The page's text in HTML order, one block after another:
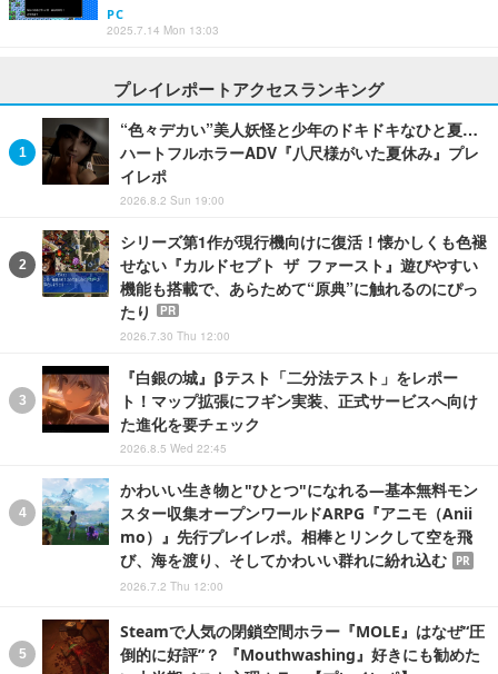
PC
2025.7.14 Mon 13:03
プレイレポートアクセスランキング
“色々デカい”美人妖怪と少年のドキドキなひと夏…
ハートフルホラーADV『八尺様がいた夏休み』プレ
イレポ
2026.8.2 Sun 19:00
シリーズ第1作が現行機向けに復活！懐かしくも色褪
せない『カルドセプト ザ ファースト』遊びやすい
機能も搭載で、あらためて“原典”に触れるのにぴっ
たり
PR
2026.7.30 Thu 12:00
『白銀の城』βテスト「二分法テスト」をレポー
ト！マップ拡張にフギン実装、正式サービスへ向け
た進化を要チェック
2026.8.5 Wed 22:45
かわいい生き物と"ひとつ"になれる―基本無料モン
スター収集オープンワールドARPG『アニモ（Anii
mo）』先行プレイレポ。相棒とリンクして空を飛
び、海を渡り、そしてかわいい群れに紛れ込む
PR
2026.7.2 Thu 12:00
Steamで人気の閉鎖空間ホラー『MOLE』はなぜ“圧
倒的に好評”？ 『Mouthwashing』好きにも勧めた